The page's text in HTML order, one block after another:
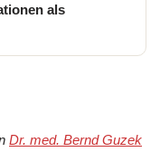
als
Dr. med. Bernd Guzek